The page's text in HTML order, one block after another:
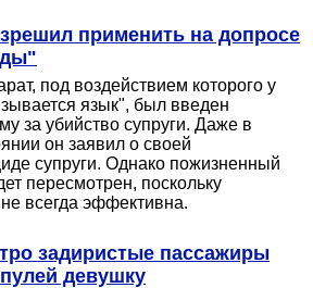
применить на допросе
под воздействием которого у
язык", был введен
за убийство супруги. Даже в
он заявил о своей
супруги. Однако пожизненный
пересмотрен, поскольку
всегда эффективна.
задиристые пассажиры
девушку